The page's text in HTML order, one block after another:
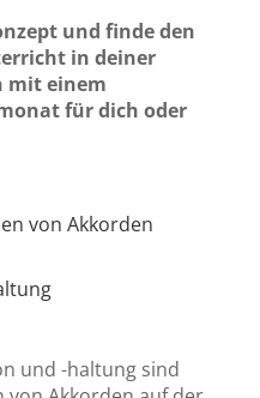
und finde den
in deiner
mit einem
für dich oder
von Akkorden
und -haltung sind